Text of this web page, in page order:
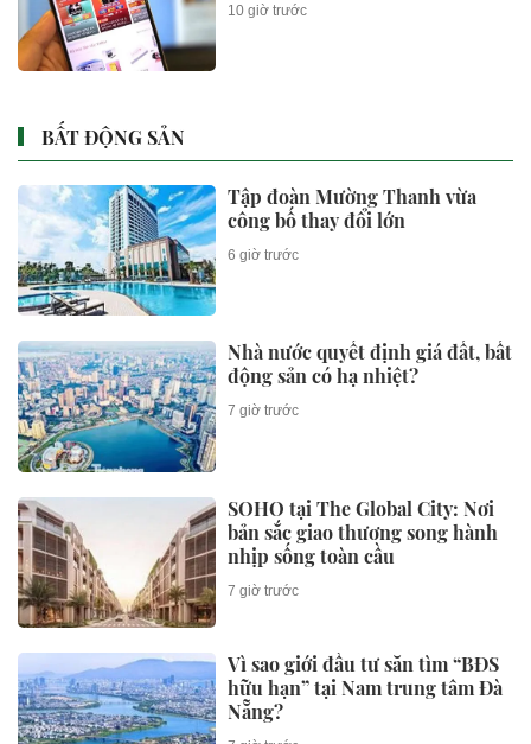
10 giờ trước
BẤT ĐỘNG SẢN
Tập đoàn Mường Thanh vừa
công bố thay đổi lớn
6 giờ trước
Nhà nước quyết định giá đất, bất
động sản có hạ nhiệt?
7 giờ trước
SOHO tại The Global City: Nơi
bản sắc giao thương song hành
nhịp sống toàn cầu
7 giờ trước
Vì sao giới đầu tư săn tìm “BĐS
hữu hạn” tại Nam trung tâm Đà
Nẵng?